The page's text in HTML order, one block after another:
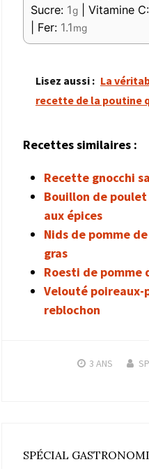
Sucre: 1g Vitamine C:
Fer: 1.1mg
Lisez aussi : La
recette de la poutine
Recettes similaires :
Recette gnocchi
Bouillon de
aux épices
Nids de pomme
gras
Roesti de pomme
Velouté poireaux-
reblochon
3 ANS
SPÉCIAL